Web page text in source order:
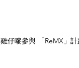
雞仔嘜參與 「ReMX」